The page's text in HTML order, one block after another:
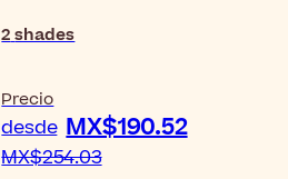
2 shades
Precio
desde MX$190.52
MX$254.03